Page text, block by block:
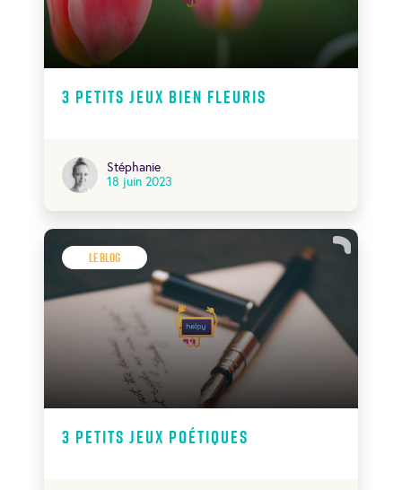
3 petits jeux bien fleuris
Stéphanie
18 juin 2023
Le Blog
3 petits jeux poétiques